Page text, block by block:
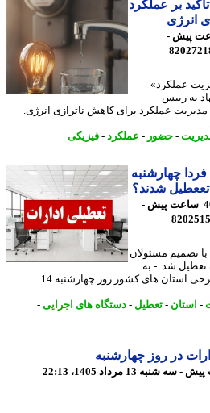
بر عملکرد
-
عملکرد»
رییس
عملکرد برای کاهش ناترازی انرژی.
-حضور-عملکرد-فیزیکی
چهارشنبه
پیش -
مسئولان
تعطیل شد. - به
گزارش حسینی ادارات و بانک‎های برخی استان های کشور روز چهارشنبه 14
-تعطیل-دستگاه های اجرایی-
در روز چهارشنبه